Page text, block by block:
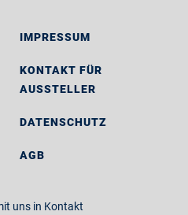
IMPRESSUM
KONTAKT FÜR
AUSSTELLER
DATENSCHUTZ
AGB
uns in Kontakt